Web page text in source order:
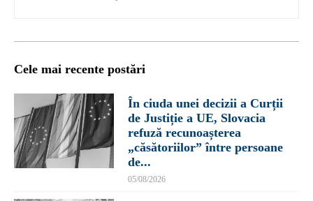
Cele mai recente postări
În ciuda unei decizii a Curții
de Justiție a UE, Slovacia
refuză recunoașterea
„căsătoriilor” între persoane
de...
05/08/2026